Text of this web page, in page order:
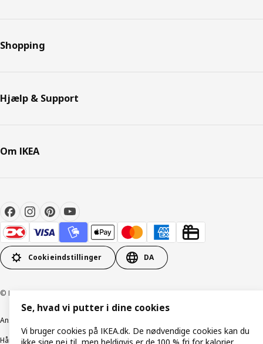
Shopping
Hjælp & Support
Om IKEA
Cookieindstillinger DA
© Inter IKEA Systems B.V. 1999-2026
Ansvarlig rapportering
Håndtering af persondataSalgs- og leveringsbetingelser
Se, hvad vi putter i dine cookies
Vi bruger cookies på IKEA.dk. De nødvendige cookies kan du